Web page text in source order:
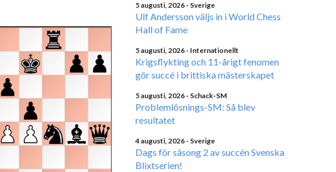
5 augusti, 2026 - Sverige
Ulf Andersson väljs in i World Chess
Hall of Fame
5 augusti, 2026 - Internationellt
Krigsflykting och 11-årigt fenomen
gör succé i brittiska mästerskapet
5 augusti, 2026 - Schack-SM
Problemlösnings-SM: Så blev
resultatet
4 augusti, 2026 - Sverige
Dags för säsong 2 av succén Svenska
Blixtserien!